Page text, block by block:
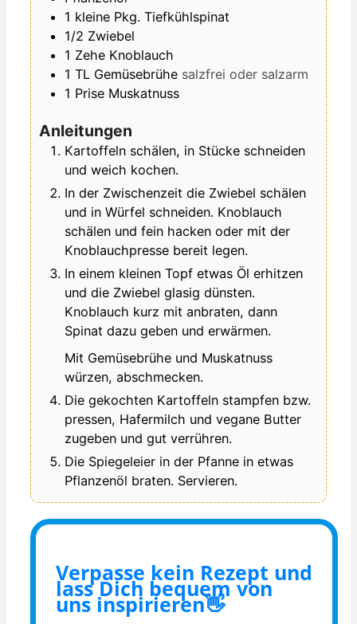
1 kleine Pkg. Tiefkühlspinat
1/2 Zwiebel
1 Zehe Knoblauch
1 TL Gemüsebrühe salzfrei oder salzarm
1 Prise Muskatnuss
Anleitungen
Kartoffeln schälen, in Stücke schneiden
und weich kochen.
In der Zwischenzeit die Zwiebel schälen
und in Würfel schneiden. Knoblauch
schälen und fein hacken oder mit der
Knoblauchpresse bereit legen.
In einem kleinen Topf etwas Öl erhitzen
und die Zwiebel glasig dünsten.
Knoblauch kurz mit anbraten, dann
Spinat dazu geben und erwärmen.
Mit Gemüsebrühe und Muskatnuss
würzen, abschmecken.
Die gekochten Kartoffeln stampfen bzw.
pressen, Hafermilch und vegane Butter
zugeben und gut verrühren.
Die Spiegeleier in der Pfanne in etwas
Pflanzenöl braten. Servieren.
Verpasse kein Rezept und
lass Dich bequem von
uns inspirieren👋